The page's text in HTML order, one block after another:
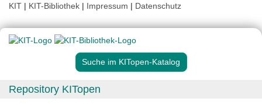
KIT | KIT-Bibliothek | Impressum | Datenschutz
Suche im KITopen-Katalog
Repository KITopen